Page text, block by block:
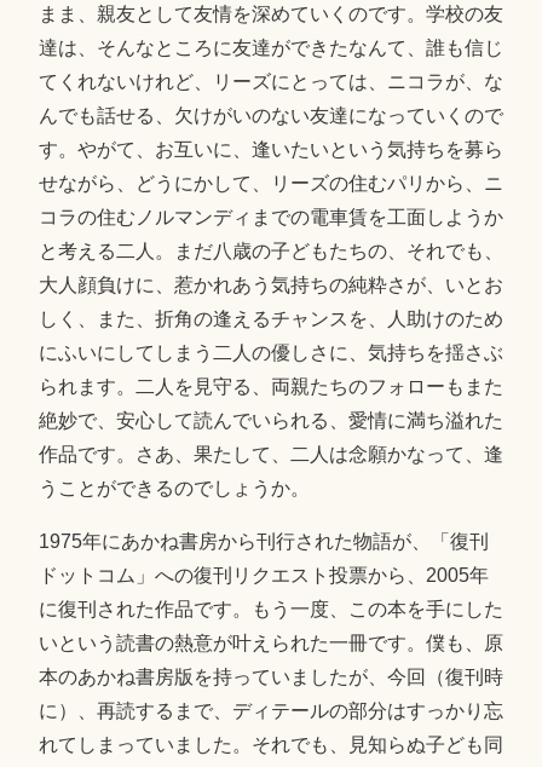
まま、親友として友情を深めていくのです。学校の友
達は、そんなところに友達ができたなんて、誰も信じ
てくれないけれど、リーズにとっては、ニコラが、な
んでも話せる、欠けがいのない友達になっていくので
す。やがて、お互いに、逢いたいという気持ちを募ら
せながら、どうにかして、リーズの住むパリから、ニ
コラの住むノルマンディまでの電車賃を工面しようか
と考える二人。まだ八歳の子どもたちの、それでも、
大人顔負けに、惹かれあう気持ちの純粋さが、いとお
しく、また、折角の逢えるチャンスを、人助けのため
にふいにしてしまう二人の優しさに、気持ちを揺さぶ
られます。二人を見守る、両親たちのフォローもまた
絶妙で、安心して読んでいられる、愛情に満ち溢れた
作品です。さあ、果たして、二人は念願かなって、逢
うことができるのでしょうか。
1975年にあかね書房から刊行された物語が、「復刊
ドットコム」への復刊リクエスト投票から、2005年
に復刊された作品です。もう一度、この本を手にした
いという読書の熱意が叶えられた一冊です。僕も、原
本のあかね書房版を持っていましたが、今回（復刊時
に）、再読するまで、ディテールの部分はすっかり忘
れてしまっていました。それでも、見知らぬ子ども同